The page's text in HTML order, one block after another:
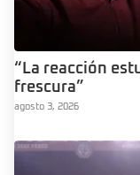
“La reacción
frescura”
agosto 3, 2026